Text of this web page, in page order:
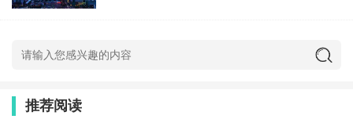
推荐阅读